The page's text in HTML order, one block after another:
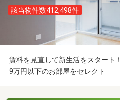
該当物件数412,498件
賃料を見直して新生活をスタート！
9万円以下のお部屋をセレクト